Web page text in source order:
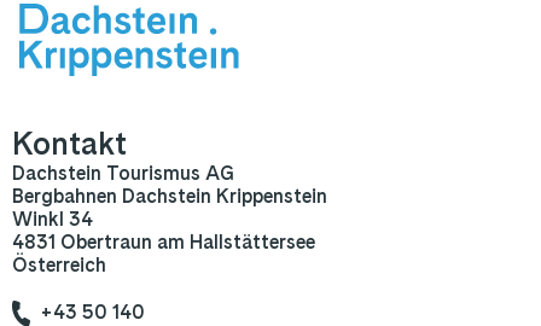
Kontakt
Dachstein Tourismus AG
Bergbahnen Dachstein Krippenstein
Winkl 34
4831 Obertraun am Hallstättersee
Österreich
+43 50 140